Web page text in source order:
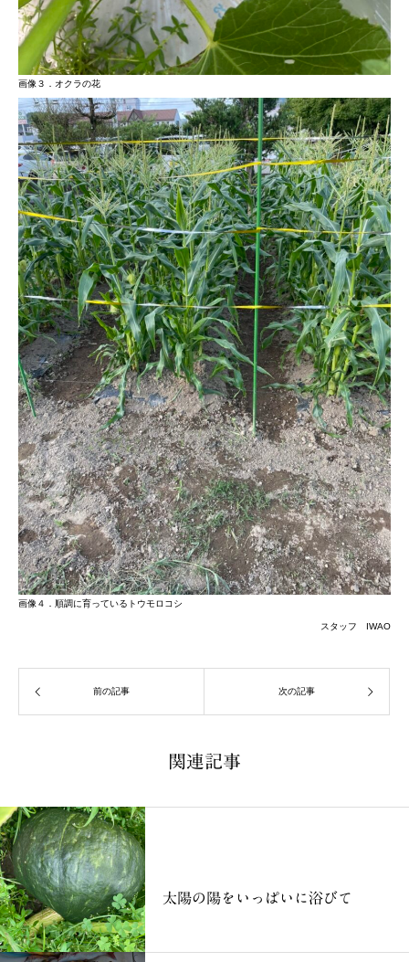
画像３．オクラの花
画像４．順調に育っているトウモロコシ
スタッフ IWAO
前の記事 次の記事
関連記事
太陽の陽をいっぱいに浴びて